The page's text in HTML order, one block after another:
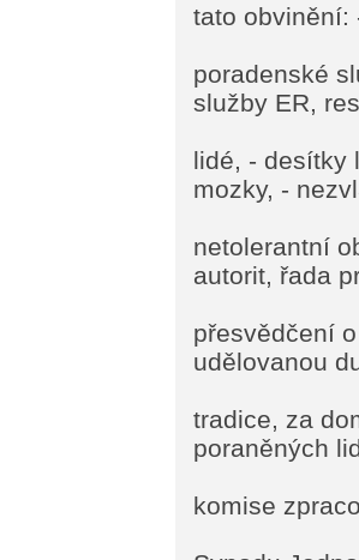
tato obvinění:
poradenské
služby ER,
lidé, - desítky
mozky, -
netolerantní
autorit, řada
přesvědčení
udělovanou
tradice, za
poraněných
komise